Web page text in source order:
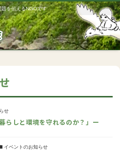
題を伝えるNGOです
せ
らしと環境を守れるのか？」ー
イベントのお知らせ